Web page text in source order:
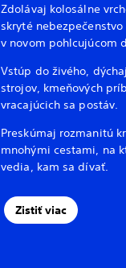
Zdolávaj kolosálne
skryté
v novom pohlcujúcom
Vstúp do živého,
strojov, kmeňových
vracajúcich sa postáv.
Preskúmaj rozmanitú
mnohými cestami, na
vedia, kam sa dívať.
Zistiť viac